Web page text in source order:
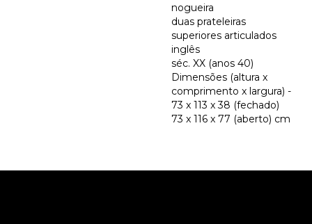
nogueira
duas prateleiras
superiores articulados
inglês
séc. XX (anos 40)
Dimensões (altura x
comprimento x largura) -
73 x 113 x 38 (fechado)
73 x 116 x 77 (aberto) cm